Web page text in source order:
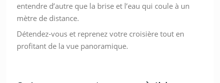
entendre d’autre que la brise et l’eau qui coule à un
mètre de distance.
Détendez-vous et reprenez votre croisière tout en
profitant de la vue panoramique.